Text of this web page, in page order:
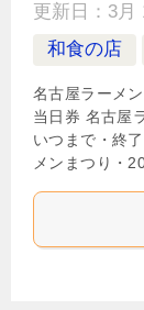
更新日： 3月
和食の店
名古屋ラーメ
当日券 名古屋
いつまで・終
メンまつり・